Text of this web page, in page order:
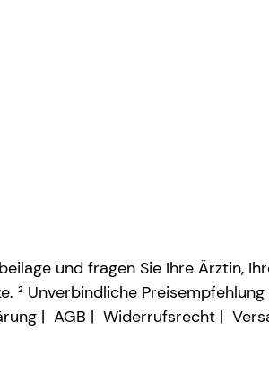
und fragen Sie Ihre Ärztin,
² Unverbindliche
AGB Widerrufsrecht